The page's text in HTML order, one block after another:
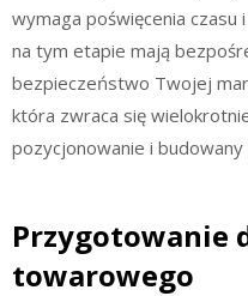
wymaga poświęcenia czasu
na tym etapie mają
bezpieczeństwo Twojej
która zwraca się
pozycjonowanie i
Przygotowanie
towarowego